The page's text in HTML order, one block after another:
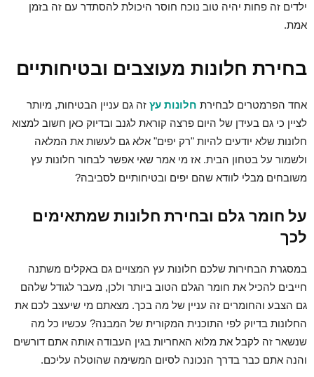
ילדים זה פחות יהיה טוב נוכח חוסר היכולת להסתדר עם זה בזמן
אמת.
בחירת חלונות מעוצבים ובטיחותיים
אחד הפרמטרים לבחירת חלונות עץ זה גם עניין הבטיחות, מיותר
לציין כי גם בעידן של היום פרצה קוראת לגנב ובדיוק כאן חשוב למצוא
חלונות שלא יודעים להיות "רק יפים" אלא גם לעשות את המלאה
ולשמור על בטחון הבית. אז מי אמר שאי אפשר לבחור חלונות עץ
משובחים מבלי לוודא שהם יפים ובטיחותיים לסביבה?
על חומר גלם ובחירת חלונות שמתאימים
לכך
במסגרת הבחירות שלכם חלונות עץ המצויים גם באקלים משתנה
חייבים להכיל את חומר הגלם הטוב ביותר ולכן, מעבר לגודל שלהם
גם הצבע והחומרים זה עניין של מה בכך. מצאתם מי שיעצב לכם את
החלונות בדיוק לפי התוכנית המקורית של המבנה? עכשיו כל מה
שנשאר זה לקבל את מלוא האחריות בגין העבודה אותה אתם דורשים
והנה אתם כבר בדרך הנכונה לסיום המשימה שהוטלה עליכם.